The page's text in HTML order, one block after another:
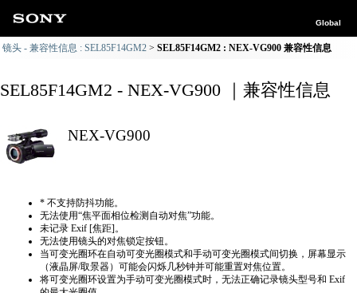
Global
镜头 - 兼容性信息 : SEL85F14GM2 SEL85F14GM2 : NEX-VG900 兼容性信息
SEL85F14GM2 - NEX-VG900 ｜兼容性信息
NEX-VG900
* 不支持防抖功能。
无法使用“焦平面相位检测自动对焦”功能。
未记录 Exif [焦距]。
无法使用镜头的对焦锁定按钮。
当可变光圈环在自动可变光圈模式和手动可变光圈模式间切换，屏幕显示
（液晶屏/取景器）可能会闪烁几秒钟并可能重置对焦位置。
将可变光圈环设置为手动可变光圈模式时，无法正确​​记录镜头型号和 Exif